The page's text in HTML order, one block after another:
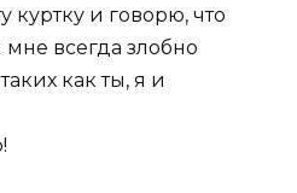
куртку и говорю, что
всегда злобно
как ты, я и